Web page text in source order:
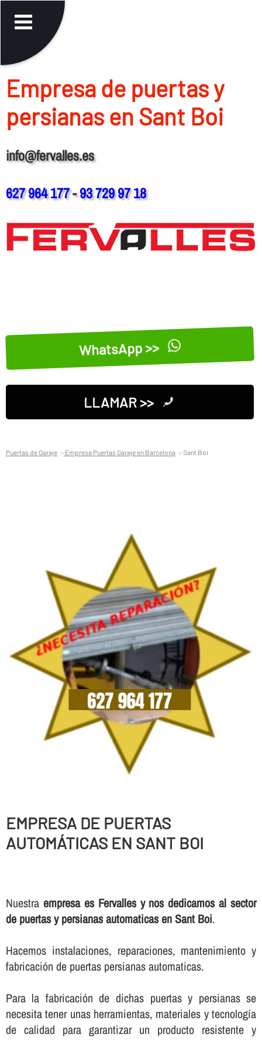
Empresa de puertas y
persianas en Sant Boi
info@fervalles.es
627 964 177-93 729 97 18
WhatsApp >>
LLAMAR >>
Puertas de Garaje Empresa Puertas Garaje en Barcelona Sant Boi
EMPRESA DE PUERTAS
AUTOMÁTICAS EN SANT BOI
Nuestra empresa es Fervalles y nos dedicamos al sector
de puertas y persianas automaticas en Sant Boi.
Hacemos instalaciones, reparaciones, mantenimiento y
fabricación de puertas persianas automaticas.
Para la fabricación de dichas puertas y persianas se
necesita tener unas herramientas, materiales y tecnologí­a
de calidad para garantizar un producto resistente y